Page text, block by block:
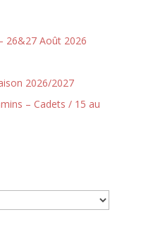
26&27 Août 2026
2026/2027
– Cadets / 15 au